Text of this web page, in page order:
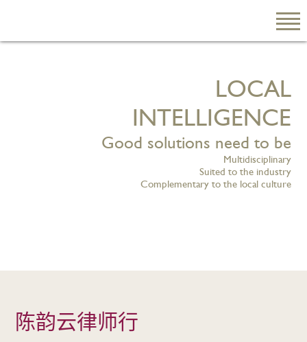
LOCAL
INTELLIGENCE
Good solutions need to be
Multidisciplinary
Suited to the industry
Complementary to the local culture
陈韵云律师行
专
业